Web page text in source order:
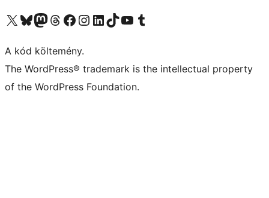
Visit our X (formerly Twitter) account
Visit our Bluesky account
Twitter csatornánk
Visit our Threads account
Facebook oldalunk megtekintése
Visit our Instagram account
Visit our LinkedIn account
Visit our TikTok account
Visit our YouTube channel
Visit our Tumblr account
A kód költemény.
The WordPress® trademark is the intellectual property
of the WordPress Foundation.